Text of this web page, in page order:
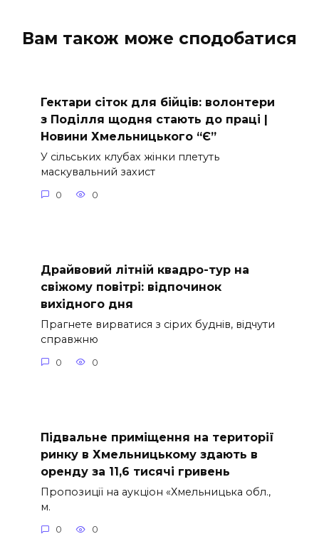
Вам також може сподобатися
Гектари сіток для бійців: волонтери
з Поділля щодня стають до праці |
Новини Хмельницького “Є”
У сільських клубах жінки плетуть
маскувальний захист
0 0
Драйвовий літній квадро-тур на
свіжому повітрі: відпочинок
вихідного дня
Прагнете вирватися з сірих буднів, відчути
справжню
0 0
Підвальне приміщення на території
ринку в Хмельницькому здають в
оренду за 11,6 тисячі гривень
Пропозиції на аукціон «Хмельницька обл.,
м.
0 0